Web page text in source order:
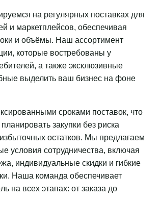
на регулярных поставках для
и маркетплейсов, обеспечивая
и объёмы. Наш ассортимент
которые востребованы у
а также эксклюзивные
выделить ваш бизнес на фоне
сроками поставок, что
закупки без риска
остатков. Мы предлагаем
условия сотрудничества, включая
индивидуальные скидки и гибкие
Наша команда обеспечивает
на всех этапах: от заказа до